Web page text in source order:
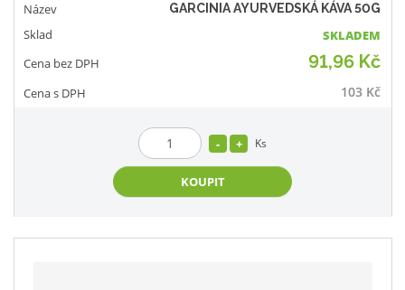
GARCINIA AYURVEDSKÁ KÁVA 50G
SKLADEM
91,96 Kč
103 Kč
Ks
KOUPIT